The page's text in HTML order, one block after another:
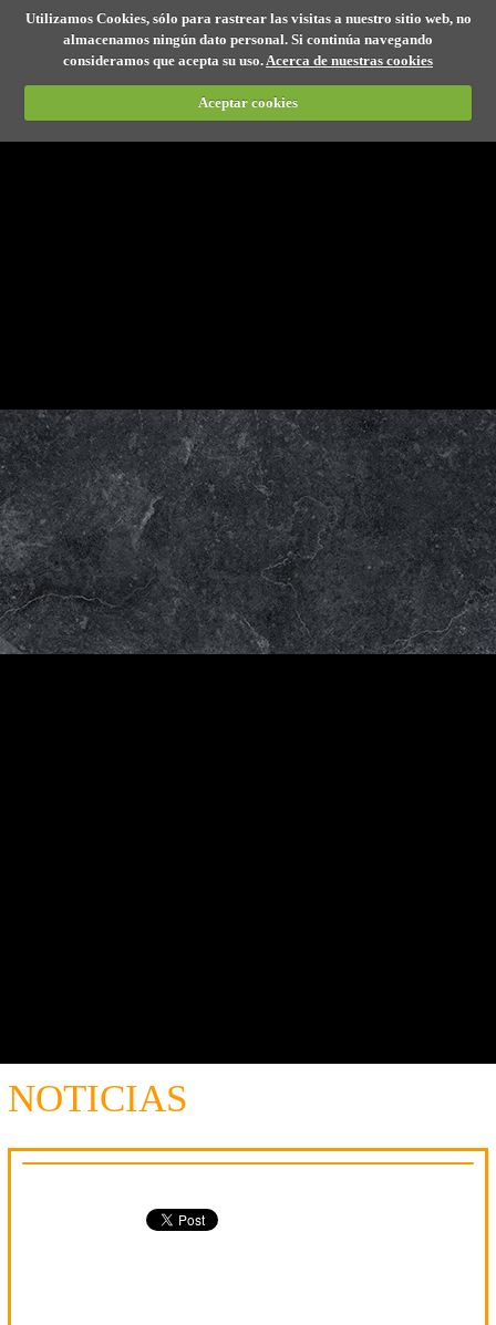
Utilizamos Cookies, sólo para rastrear las visitas a nuestro sitio web, no
almacenamos ningún dato personal. Si continúa navegando
consideramos que acepta su uso. Acerca de nuestras cookies
Aceptar cookies
NOTICIAS